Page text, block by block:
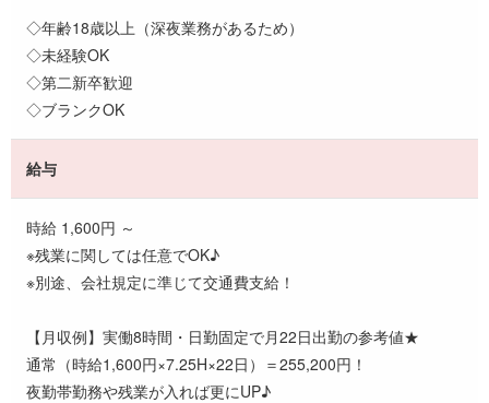
◇年齢18歳以上（深夜業務があるため）
◇未経験OK
◇第二新卒歓迎
◇ブランクOK
給与
時給 1,600円 ～
※残業に関しては任意でOK♪
※別途、会社規定に準じて交通費支給！
【月収例】実働8時間・日勤固定で月22日出勤の参考値★
通常（時給1,600円×7.25H×22日）＝255,200円！
夜勤帯勤務や残業が入れば更にUP♪